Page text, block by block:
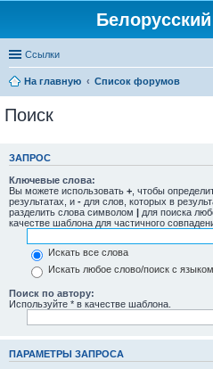
Ссылки
На главную Список форумов
Поиск
ЗАПРОС
Ключевые слова:
Вы можете использовать + , чтобы
результатах, и - для слов, которых в
разделить слова символом | для поиска
качестве шаблона для частичного
Искать все слова
Искать любое слово/поиск с
Поиск по автору:
Используйте * в качестве шаблона.
ПАРАМЕТРЫ ЗАПРОСА